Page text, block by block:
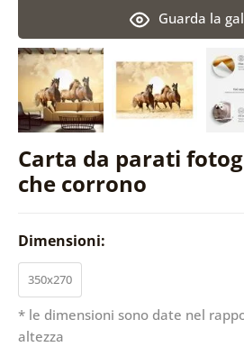
Carta da parati
che corrono
Guarda la
Dimensioni:
350x270
* le dimensioni sono date nel
altezza